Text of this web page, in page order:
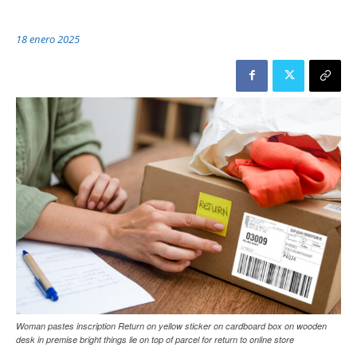
18 enero 2025
Woman pastes inscription Return on yellow sticker on cardboard box on wooden
desk in premise bright things lie on top of parcel for return to online store